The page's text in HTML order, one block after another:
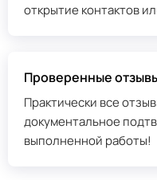
открытие контактов
Проверенные
Практически все
документальное
выполненной работы!